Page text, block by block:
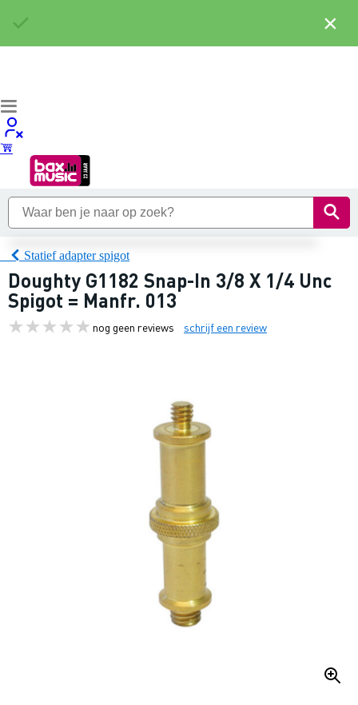
Statief adapter spigot
Doughty G1182 Snap-In 3/8 X 1/4 Unc
Spigot = Manfr. 013
nog geen reviews schrijf een review
×